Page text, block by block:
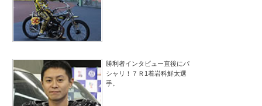
勝利者インタビュー直後にパ
シャリ！７Ｒ1着岩科鮮太選
手。